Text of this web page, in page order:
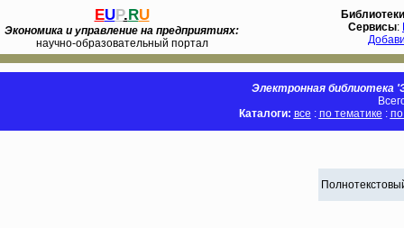
EUP.RU
Экономика и управление на предприятиях:
научно-образовательный портал
Библиотеки
Сервисы:
Электронная библиотека
Каталоги: все : по тематике :